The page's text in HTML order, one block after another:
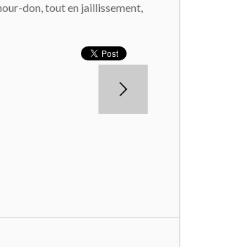
don, tout en jaillissement,